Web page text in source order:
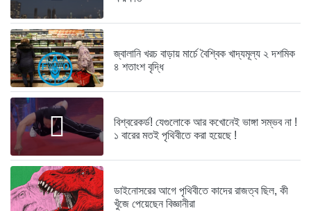
১ বছর আগে
নেত্রকোনায় গিয়ে বাবরের উপর ক্ষোভ...
১ বছর আগে
জ্বালানি খরচ বাড়ায় মার্চে বৈশ্বিক খাদ্যমূল্য ২ দশমিক
৪ শতাংশ বৃদ্ধি
বিশ্বরেকর্ড! যেগুলোকে আর কখোনেই ভাঙ্গা সম্ভব না !
১ বারের মতই পৃথিবীতে করা হয়েছে !
ডাইনোসরের আগে পৃথিবীতে কাদের রাজত্ব ছিল, কী
খুঁজে পেয়েছেন বিজ্ঞানীরা